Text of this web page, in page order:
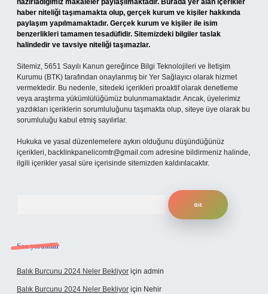
hazırladığımız makaleler paylaşılmaktadır. Burada yer alan içerikler
haber niteliği taşımamakta olup, gerçek kurum ve kişiler hakkında
paylaşım yapılmamaktadır. Gerçek kurum ve kişiler ile isim
benzerlikleri tamamen tesadüfidir. Sitemizdeki bilgiler taslak
halindedir ve tavsiye niteliği taşımazlar.
Sitemiz, 5651 Sayılı Kanun gereğince Bilgi Teknolojileri ve İletişim
Kurumu (BTK) tarafından onaylanmış bir Yer Sağlayıcı olarak hizmet
vermektedir. Bu nedenle, sitedeki içerikleri proaktif olarak denetleme
veya araştırma yükümlülüğümüz bulunmamaktadır. Ancak, üyelerimiz
yazdıkları içeriklerin sorumluluğunu taşımakta olup, siteye üye olarak bu
sorumluluğu kabul etmiş sayılırlar.
Hukuka ve yasal düzenlemelere aykırı olduğunu düşündüğünüz
içerikleri, backlinkpanelicomtr@gmail.com adresine bildirmeniz halinde,
ilgili içerikler yasal süre içerisinde sitemizden kaldırılacaktır.
Son yorumlar
Balık Burcunu 2024 Neler Bekliyor için admin
Balık Burcunu 2024 Neler Bekliyor için Nehir